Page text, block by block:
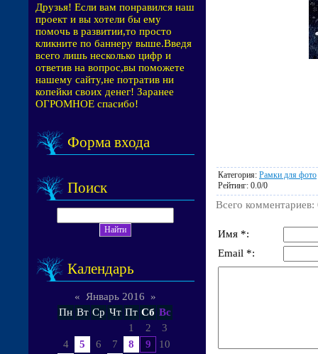
Друзья! Если вам понравился наш
проект и вы хотели бы ему
помочь в развитии,то просто
кликните по баннеру выше.Введя
всего лишь несколько цифр и
ответив на вопрос,вы поможете
нашему сайту,не потратив ни
копейки своих денег! Заранее
ОГРОМНОЕ спасибо!
Форма входа
Поиск
Календарь
« Январь 2016
»
Пн Вт Ср Чт Пт Сб Вс
1
2
3
4
5 6 7 8 9
10
Категория: Рамки для фото
Рейтинг: 0.0/0
Всего комментариев:
Имя *:
Email *: